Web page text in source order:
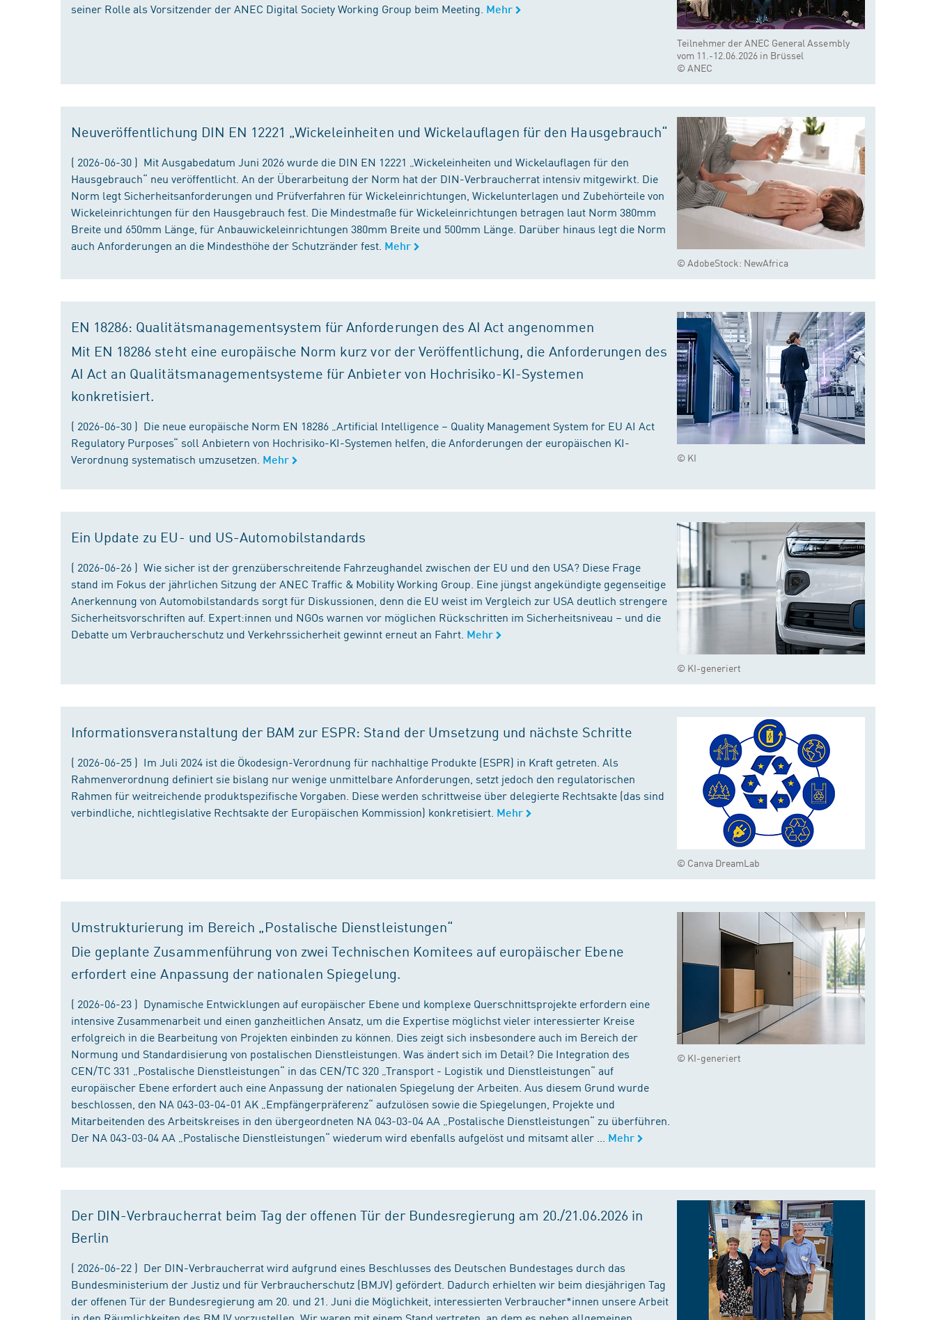
Teilnehmer der ANEC General Assembly
vom 11.-12.06.2026 in Brüssel
© ANEC
seiner Rolle als Vorsitzender der ANEC Digital Society Working Group beim Meeting. Mehr
© AdobeStock: NewAfrica
Neuveröffentlichung DIN EN 12221 „Wickeleinheiten und Wickelauflagen für den Hausgebrauch“
( 2026-06-30 ) Mit Ausgabedatum Juni 2026 wurde die DIN EN 12221 „Wickeleinheiten und Wickelauflagen für den
Hausgebrauch“ neu veröffentlicht. An der Überarbeitung der Norm hat der DIN-Verbraucherrat intensiv mitgewirkt. Die
Norm legt Sicherheitsanforderungen und Prüfverfahren für Wickeleinrichtungen, Wickelunterlagen und Zubehörteile von
Wickeleinrichtungen für den Hausgebrauch fest. Die Mindestmaße für Wickeleinrichtungen betragen laut Norm 380mm
Breite und 650mm Länge, für Anbauwickeleinrichtungen 380mm Breite und 500mm Länge. Darüber hinaus legt die Norm
auch Anforderungen an die Mindesthöhe der Schutzränder fest. Mehr
© KI
EN 18286: Qualitätsmanagementsystem für Anforderungen des AI Act angenommen
Mit EN 18286 steht eine europäische Norm kurz vor der Veröffentlichung, die Anforderungen des
AI Act an Qualitätsmanagementsysteme für Anbieter von Hochrisiko-KI-Systemen
konkretisiert.
( 2026-06-30 ) Die neue europäische Norm EN 18286 „Artificial Intelligence – Quality Management System for EU AI Act
Regulatory Purposes“ soll Anbietern von Hochrisiko-KI-Systemen helfen, die Anforderungen der europäischen KI-
Verordnung systematisch umzusetzen. Mehr
© KI-generiert
Ein Update zu EU- und US-Automobilstandards
( 2026-06-26 ) Wie sicher ist der grenzüberschreitende Fahrzeughandel zwischen der EU und den USA? Diese Frage
stand im Fokus der jährlichen Sitzung der ANEC Traffic & Mobility Working Group. Eine jüngst angekündigte gegenseitige
Anerkennung von Automobilstandards sorgt für Diskussionen, denn die EU weist im Vergleich zur USA deutlich strengere
Sicherheitsvorschriften auf. Expert:innen und NGOs warnen vor möglichen Rückschritten im Sicherheitsniveau – und die
Debatte um Verbraucherschutz und Verkehrssicherheit gewinnt erneut an Fahrt. Mehr
© Canva DreamLab
Informationsveranstaltung der BAM zur ESPR: Stand der Umsetzung und nächste Schritte
( 2026-06-25 ) Im Juli 2024 ist die Ökodesign-Verordnung für nachhaltige Produkte (ESPR) in Kraft getreten. Als
Rahmenverordnung definiert sie bislang nur wenige unmittelbare Anforderungen, setzt jedoch den regulatorischen
Rahmen für weitreichende produktspezifische Vorgaben. Diese werden schrittweise über delegierte Rechtsakte (das sind
verbindliche, nichtlegislative Rechtsakte der Europäischen Kommission) konkretisiert. Mehr
© KI-generiert
Umstrukturierung im Bereich „Postalische Dienstleistungen“
Die geplante Zusammenführung von zwei Technischen Komitees auf europäischer Ebene
erfordert eine Anpassung der nationalen Spiegelung.
( 2026-06-23 ) Dynamische Entwicklungen auf europäischer Ebene und komplexe Querschnittsprojekte erfordern eine
intensive Zusammenarbeit und einen ganzheitlichen Ansatz, um die Expertise möglichst vieler interessierter Kreise
erfolgreich in die Bearbeitung von Projekten einbinden zu können. Dies zeigt sich insbesondere auch im Bereich der
Normung und Standardisierung von postalischen Dienstleistungen. Was ändert sich im Detail? Die Integration des
CEN/TC 331 „Postalische Dienstleistungen“ in das CEN/TC 320 „Transport - Logistik und Dienstleistungen“ auf
europäischer Ebene erfordert auch eine Anpassung der nationalen Spiegelung der Arbeiten. Aus diesem Grund wurde
beschlossen, den NA 043-03-04-01 AK „Empfängerpräferenz“ aufzulösen sowie die Spiegelungen, Projekte und
Mitarbeitenden des Arbeitskreises in den übergeordneten NA 043-03-04 AA „Postalische Dienstleistungen“ zu überführen.
Der NA 043-03-04 AA „Postalische Dienstleistungen“ wiederum wird ebenfalls aufgelöst und mitsamt aller ...
Mehr
Der DIN-Verbraucherrat beim Tag der offenen Tür der Bundesregierung am 20./21.06.2026 in
Berlin
( 2026-06-22 ) Der DIN-Verbraucherrat wird aufgrund eines Beschlusses des Deutschen Bundestages durch das
Bundesministerium der Justiz und für Verbraucherschutz (BMJV) gefördert. Dadurch erhielten wir beim diesjährigen Tag
der offenen Tür der Bundesregierung am 20. und 21. Juni die Möglichkeit, interessierten Verbraucher*innen unsere Arbeit